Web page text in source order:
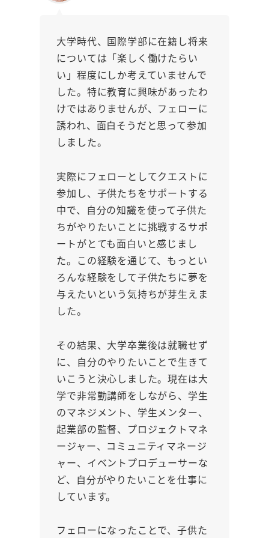
大学時代、国際学部に在籍し将来
については「楽しく働けたらい
い」程度にしか考えていませんで
した。特に教育に興味があったわ
けではありませんが、フェローに
誘われ、面白そうだと思って参加
しました。
実際にフェローとしてクエストに
参加し、子供たちをサポートする
中で、自分の知識を使って子供た
ちがやりたいことに挑戦するサポ
ートがとても面白いと感じまし
た。この経験を通じて、もっとい
ろんな経験をして子供たちに夢を
与えたいという気持ちが芽生えま
した。
その結果、大学卒業後は就職せず
に、自分のやりたいことで生きて
いこうと決心しました。現在は大
学で非常勤講師をしながら、学生
のマネジメント、学生メンター、
起業部の監督、プロジェクトマネ
ージャー、コミュニティマネージ
ャー、イベントプロデューサーな
ど、自分がやりたいことを仕事に
しています。
フェローになったことで、子供た